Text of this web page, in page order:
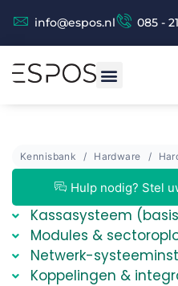
info@espos.nl 085 -
Kennisbank Hardware
Hulp nodig? Stel
Kassasysteem
Modules &
Netwerk-
Koppelingen &
Espos Chat (beta versie)